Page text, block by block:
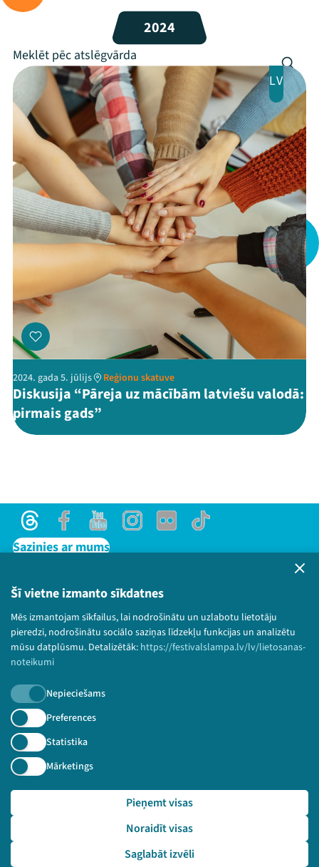
Šī vietne izmanto sīkdatnes
Mēs izmantojam sīkfailus, lai nodrošinātu un uzlabotu lietotāju
pieredzi, nodrošinātu sociālo saziņas līdzekļu funkcijas un analizētu
mūsu datplūsmu. Detalizētāk: https://festivalslampa.lv/lv/lietosanas-
noteikumi
Nepieciešams
Preferences
Statistika
Mārketings
Saglabāt izvēli
Noraidīt visas
Pieņemt visas
Arhīvs
Viņi bija LAMPĀ 2026
Jaunumi
Ziedo
Veikals
Kontakti
FacebookYoutube
X Instagram
Flick TikTok
2024
LV
2024. gada 5. jūlijs Reģionu skatuve
Diskusija “Pāreja uz mācībām latviešu valodā:
pirmais gads”
ThreadsFacebookYoutubeInstagram
Flick TikTok
Sazinies ar mums
Lietošanas noteikumi un sīkdatņu politika
Bērnu aizsardzības politika
© 2026 Sarunu festivāls LAMPA Visas tiesības
paturētas.
Piesakies jaunumiem!
Nepalaid garām aktuālāko informāciju!
Pieteikties
🔗 https://festivalslampa.lv/lv/dalibnieki/5902